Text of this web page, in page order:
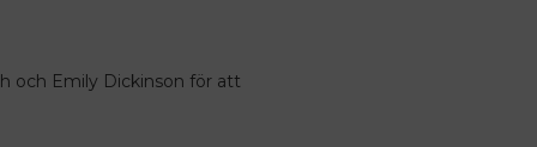
och Emily Dickinson för att